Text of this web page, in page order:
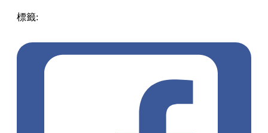
標籤: